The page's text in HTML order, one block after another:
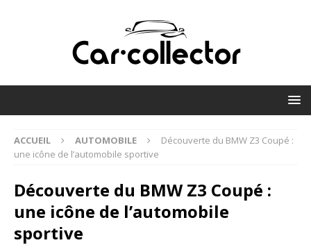
ACCUEIL AUTOMOBILE
Découverte du BMW Z3 Coupé :
une icône de l’automobile sportive
Découverte du BMW Z3 Coupé :
une icône de l’automobile
sportive